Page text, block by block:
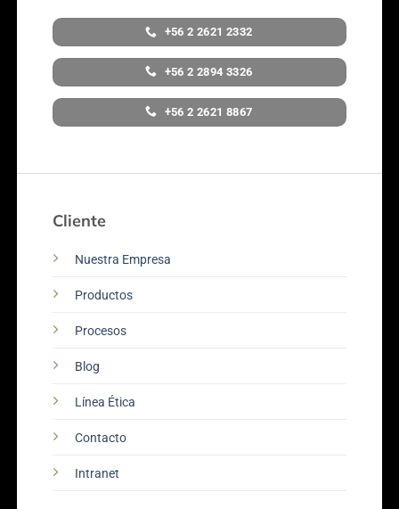
+56 2 2621 2332
+56 2 2894 3326
+56 2 2621 8867
Cliente
Nuestra Empresa
Productos
Procesos
Blog
Línea Ética
Contacto
Intranet